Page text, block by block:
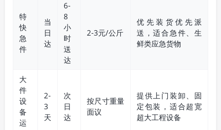
特
快
急
件
当
日
达
6-
8
小
时
送
达
2-3元/公斤
优先装货优先派
送，适合急件、生
鲜类应急货物
大
件
设
备
运
2-
3
天
次
日
达
按尺寸重量
面议
提供上门装卸、固
定包装，适合超宽
超大工程设备